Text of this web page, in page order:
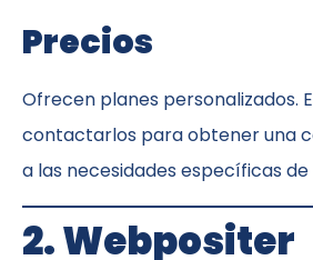
Precios
Ofrecen planes personalizados.
contactarlos para obtener una
a las necesidades específicas
2. Webpositer